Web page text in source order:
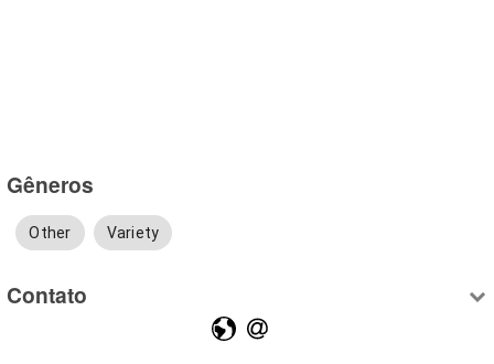
Gêneros
Other Variety
Contato